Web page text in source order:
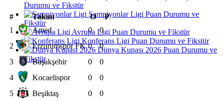
Durumu ve Fikstür
Şampiyonlar Ligi Puan Durumu ve
Fikstür
Avrupa Ligi Puan Durumu ve Fikstür
Konferans Ligi Puan Durumu ve Fikstür
Dünya Kupası 2026 Puan Durumu ve
Fikstür
# Takım O
P
1
Amed 0
0
2
Erzurumspor FK 0
0
3
Başakşehir 0
0
4
Kocaelispor 0
0
5
Beşiktaş 0
0